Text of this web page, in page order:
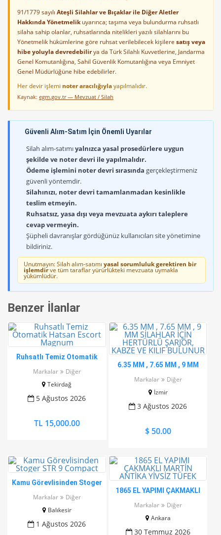
91/1779 sayılı Ateşli Silahlar ve Bıçaklar ile Diğer Aletler
Hakkında Yönetmelikuyarınca; taşıma veya bulundurma ruhsatlı
silaha sahip olanlar, ruhsatlarında nitelikleri yazılı silahlarını bu
Yönetmelik hükümlerine göre ruhsat verilebilecek kişilere satış veya
hibe yoluyla devredebilirya da Türk Silahlı Kuvvetlerine, Jandarma
Genel Komutanlığına, Sahil Güvenlik Komutanlığına veya Emniyet
Genel Müdürlüğüne hibe edebilirler.
Her devir işlemi noter aracılığıylayapılmalıdır.
Kaynak: egm.gov.tr — Mevzuat / Silah
Güvenli Alım-Satım İçin Önemli Uyarılar
Silah alım-satımıyalnızca yasal prosedürlere uygun
şekilde ve noter devri ile yapılmalıdır.
Ödeme işlemini noter devri sırasında gerçekleştirmeniz
güvenli yöntemdir.
Silahınızı, noter devri tamamlanmadan kesinlikle
teslim etmeyin.
Ruhsatsız, yasa dışı veya mevzuata aykırı taleplere
cevap vermeyin.
Şüpheli davranışlar gördüğünüz kullanıcıları site yönetimine
bildiriniz.
Unutmayın: Silah alım-satımı yasal sorumluluk gerektiren bir
işlemdirve tüm taraflar yürürlükteki mevzuata uymakla
yükümlüdür.
Benzer İlanlar
Ruhsatlı Temiz Otomatik
Markalar
Diğer
Tekirdağ
5 Ağustos 2026
TL 15,000.00
6.35 MM , 7.65 MM , 9 MM
ŞARJÖR, KABZE VE KILIF
BULUNUR
Markalar
Diğer
İzmir
3 Ağustos 2026
$ 50.00
Kamu Görevlisinden Stoger
Markalar
Diğer
Balıkesir
1 Ağustos 2026
1865 EL YAPIMI ÇAKMAKLI
Markalar
Diğer
Ankara
30 Temmuz 2026